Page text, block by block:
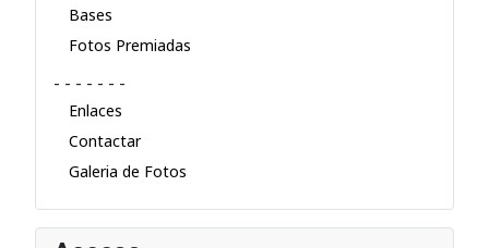
Bases
Fotos Premiadas
- - - - - - -
Enlaces
Contactar
Galeria de Fotos